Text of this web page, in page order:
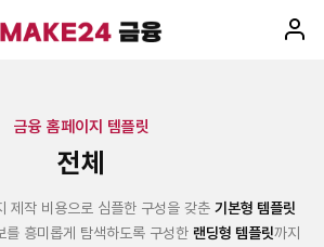
금융 홈페이지 템플릿
전체
제작 비용으로 심플한 구성을 갖춘 기본형 템플릿
를 흥미롭게 탐색하도록 구성한 랜딩형 템플릿까지